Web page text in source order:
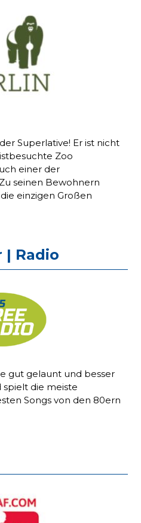
Superlative! Er ist nicht
Zoo
einer der
seinen Bewohnern
einzigen Großen
Radio
gut gelaunt und besser
spielt die meiste
Songs von den 80ern